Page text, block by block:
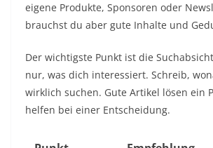
eigene Produkte, Sponsoren oder
brauchst du aber gute Inhalte und
Der wichtigste Punkt ist die
nur, was dich interessiert. Schreib,
wirklich suchen. Gute Artikel lösen ein
helfen bei einer Entscheidung.